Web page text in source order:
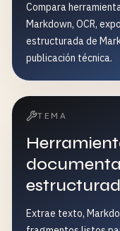
Compara
Markdown, OCR,
estructurada de
publicación técnica.
TEMA
Extrae texto,